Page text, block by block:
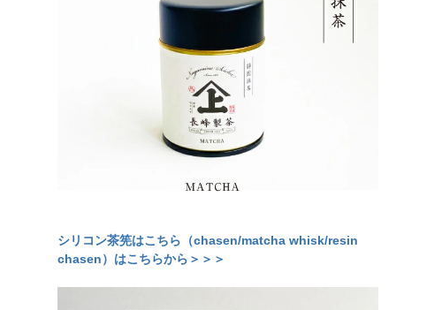
シリコン茶筅はこちら（chasen/matcha whisk/resin
chasen）はこちらから＞＞＞